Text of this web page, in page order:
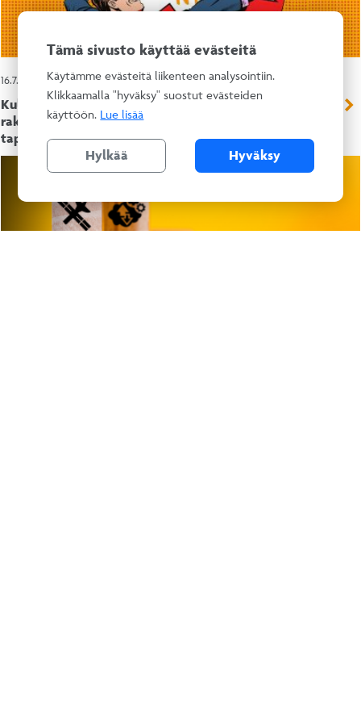
16.7.2026 – Alan kulttuurimuutos
Kulttuurimuutosaamu tulee jälleen! Työkaluja
rakennusalan tulevaisuuden johtamiseen -
tapahtuma 7.10.2026
Tämä sivusto käyttää evästeitä
Käytämme evästeitä liikenteen analysointiin.
Klikkaamalla "hyväksy" suostut evästeiden
käyttöön. Lue lisää
Hylkää Hyväksy